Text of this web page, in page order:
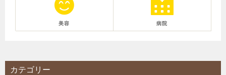
美容 病院
カテゴリー